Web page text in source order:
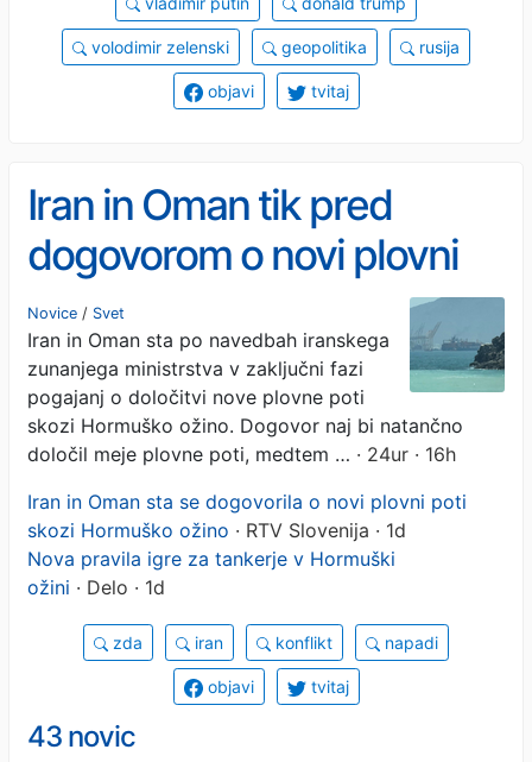
volodimir zelenski geopolitika rusija
objavi tvitaj
Iran in Oman tik pred
dogovorom o novi plovni
poti skozi Hormuško ožino
Novice / Svet
Iran in Oman sta po navedbah iranskega
zunanjega ministrstva v zaključni fazi
pogajanj o določitvi nove plovne poti
skozi Hormuško ožino. Dogovor naj bi natančno
določil meje plovne poti, medtem … · 24ur · 16h
Iran in Oman sta se dogovorila o novi plovni poti
skozi Hormuško ožino · RTV Slovenija · 1d
Nova pravila igre za tankerje v Hormuški
ožini · Delo · 1d
zda iran konflikt napadi
objavi tvitaj
43 novic